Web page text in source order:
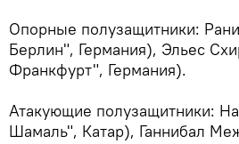
Опорные полузащитники:
Берлин", Германия), Эльес
Франкфурт", Германия).
Атакующие полузащитники:
Шамаль", Катар), Ганнибал